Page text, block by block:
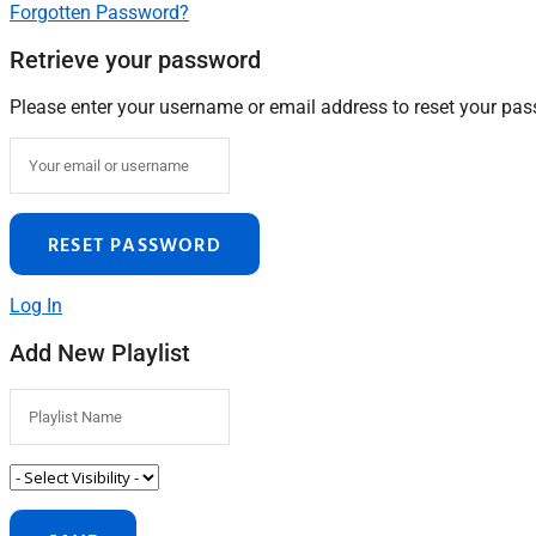
Forgotten Password?
Retrieve your password
Please enter your username or email address to reset your
Log In
Add New Playlist